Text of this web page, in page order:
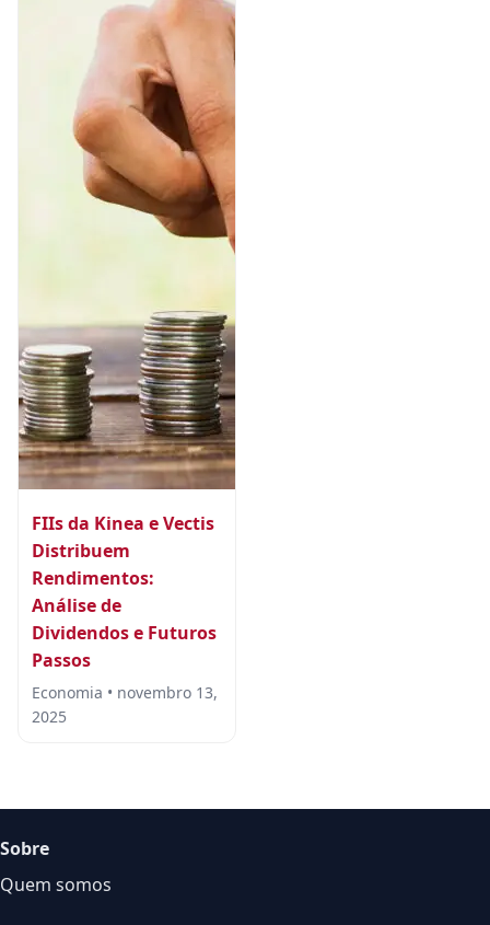
FIIs da Kinea e Vectis
Distribuem
Rendimentos:
Análise de
Dividendos e Futuros
Passos
Economia • novembro 13,
2025
Sobre
Quem somos